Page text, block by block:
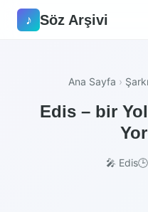
♪ Söz Arşivi
Ana Sayfa ›
Edis – bir
🎤 Edis